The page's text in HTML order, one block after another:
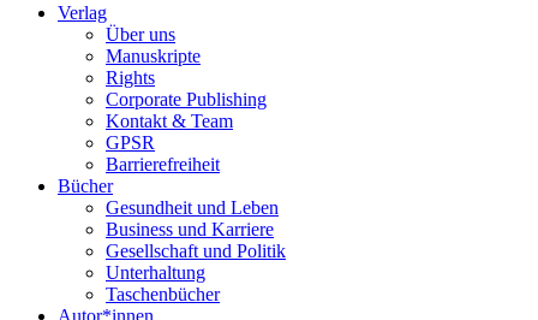
Verlag
Über uns
Manuskripte
Rights
Corporate Publishing
Kontakt & Team
GPSR
Barrierefreiheit
Bücher
Gesundheit und Leben
Business und Karriere
Gesellschaft und Politik
Unterhaltung
Taschenbücher
Autor*innen